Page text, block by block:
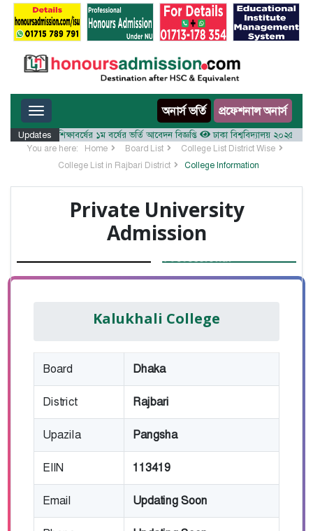
Toggle navigation অনার্স ভর্তি প্রফেশনাল অনার্স
Updates
২০২৫-২৬ শিক্ষাবর্ষের ১ম বর্ষের ভর্তি আবেদন বিজ্ঞপ্তি ঢাকা বিশ্ববিদ্যালয় ২০২৫-২৬
You are here: Home Board List
College List District Wise
College List in Rajbari District
College Information
Private University
Admission
Kalukhali College
Board Dhaka
District Rajbari
Upazila Pangsha
EIIN 113419
Email Updating Soon